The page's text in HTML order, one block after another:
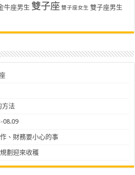
牛座男生 雙子座 雙子座女生 雙子座男生
方法
08.09
、財務要小心的事
劃迎來收穫